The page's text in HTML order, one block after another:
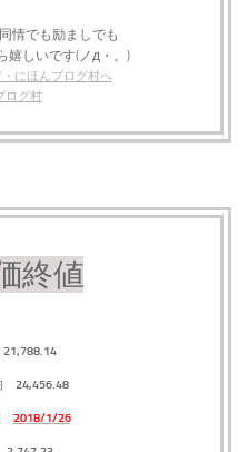
情でも励ましでも
嬉しいです(ノд・。)
ログ村
終値
21,788.14
24,456.48
2018/1/26